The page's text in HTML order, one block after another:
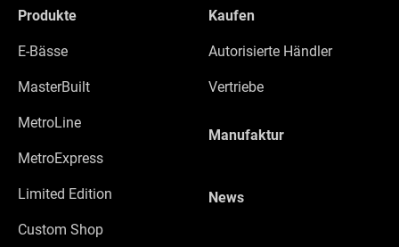
Produkte
E-Bässe
MasterBuilt
MetroLine
MetroExpress
Limited Edition
Custom Shop
Kaufen
Autorisierte Händler
Vertriebe
Manufaktur
News